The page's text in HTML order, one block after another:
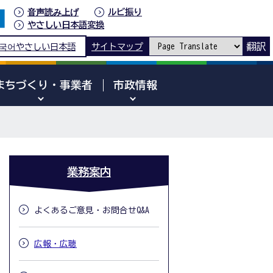
音声読み上げ
ルビ振り
やさしい日本語変換
어 やさしい日本語 サイトマップ 翻訳
ちづくり・事業者 市政情報
業務案内
よくあるご意見・お問合せQ&A
広報・広聴